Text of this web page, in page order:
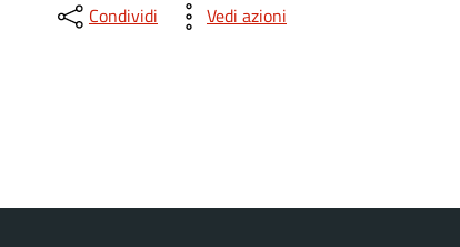
Condividi Vedi azioni